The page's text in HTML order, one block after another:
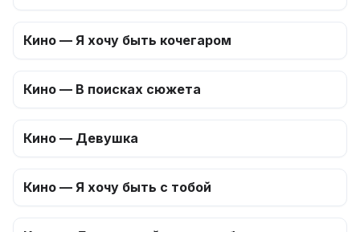
Кино — Я хочу быть кочегаром
Кино — В поисках сюжета
Кино — Девушка
Кино — Я хочу быть с тобой